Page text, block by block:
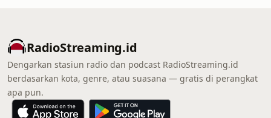
RadioStreaming.id
Dengarkan stasiun radio dan podcast RadioStreaming.id
berdasarkan kota, genre, atau suasana — gratis di perangkat
apa pun.